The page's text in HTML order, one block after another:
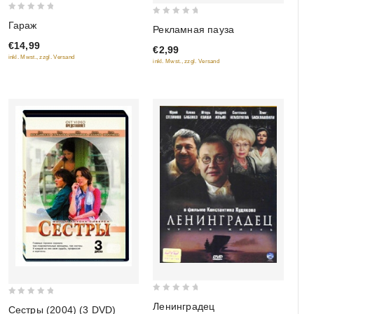
out
of
5
Гараж
€14,99
inkl. Mwst., zzgl. Versand
of
5
Рекламная пауза
€2,99
inkl. Mwst., zzgl. Versand
Сестры (2004) (3 DVD)
Ленинградец